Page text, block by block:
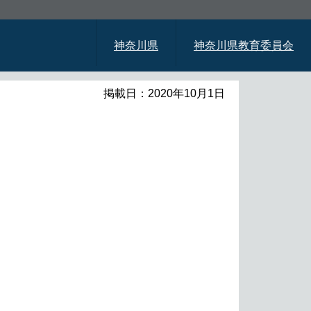
神奈川県 神奈川県教育委員会
掲載日：2020年10月1日